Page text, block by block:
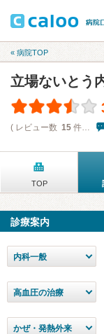
« 病院TOP
立場ないとう
( レビュー数 15 件…
TOP
診療案内
内科一般
高血圧の治療
かぜ・発熱外来